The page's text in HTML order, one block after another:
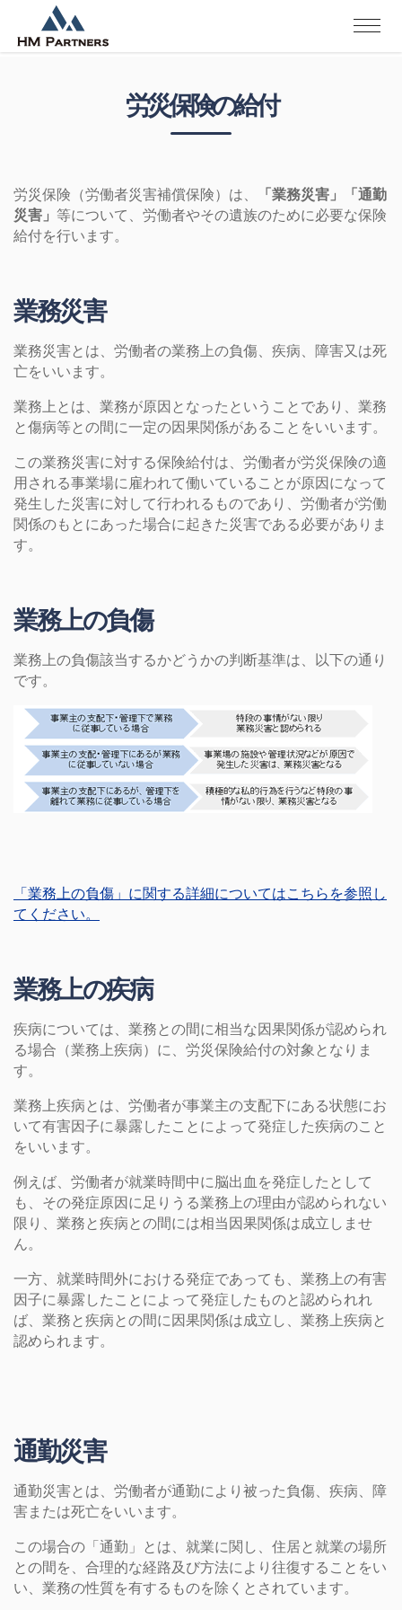
労災保険の給付
労災保険（労働者災害補償保険）は、
「業務災害」「通勤
災害」 等について、労働者やその遺族のために必要な保険
給付を行います。
業務災害
業務災害とは、労働者の業務上の負傷、疾病、障害又は死
亡をいいます。
業務上とは、業務が原因となったということであり、業務
と傷病等との間に一定の因果関係があることをいいます。
この業務災害に対する保険給付は、労働者が労災保険の適
用される事業場に雇われて働いていることが原因になって
発生した災害に対して行われるものであり、労働者が労働
関係のもとにあった場合に起きた災害である必要がありま
す。
業務上の負傷
業務上の負傷該当するかどうかの判断基準は、以下の通り
です。
「業務上の負傷」に関する詳細についてはこちらを参照し
てください。
業務上の疾病
疾病については、業務との間に相当な因果関係が認められ
る場合（業務上疾病）に、労災保険給付の対象となりま
す。
業務上疾病とは、労働者が事業主の支配下にある状態にお
いて有害因子に暴露したことによって発症した疾病のこと
をいいます。
例えば、労働者が就業時間中に脳出血を発症したとして
も、その発症原因に足りうる業務上の理由が認められない
限り、業務と疾病との間には相当因果関係は成立しませ
ん。
一方、就業時間外における発症であっても、業務上の有害
因子に暴露したことによって発症したものと認められれ
ば、業務と疾病との間に因果関係は成立し、業務上疾病と
認められます。
通勤災害
通勤災害とは、労働者が通勤により被った負傷、疾病、障
害または死亡をいいます。
この場合の「通勤」とは、就業に関し、住居と就業の場所
との間を、合理的な経路及び方法により往復することをい
い、業務の性質を有するものを除くとされています。